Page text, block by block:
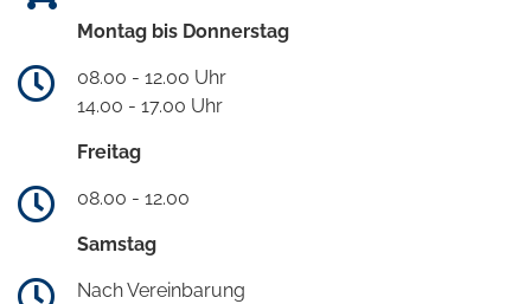
Montag bis Donnerstag
08.00 - 12.00 Uhr
14.00 - 17.00 Uhr
Freitag
08.00 - 12.00
Samstag
Nach Vereinbarung